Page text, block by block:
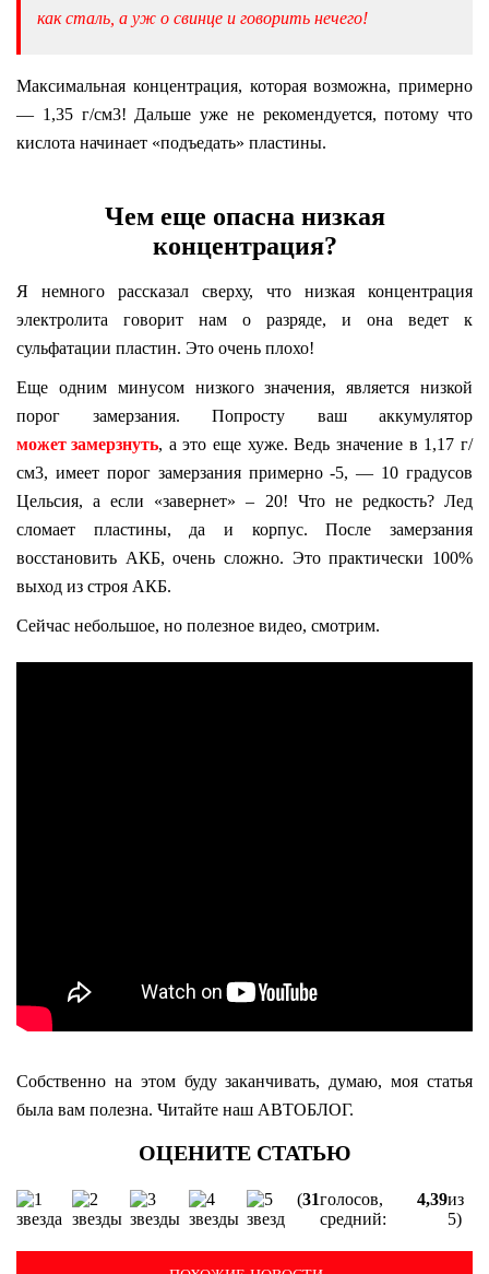
как сталь, а уж о свинце и говорить нечего!
Максимальная концентрация, которая возможна, примерно
— 1,35 г/см3! Дальше уже не рекомендуется, потому что
кислота начинает «подъедать» пластины.
Чем еще опасна низкая
концентрация?
Я немного рассказал сверху, что низкая концентрация
электролита говорит нам о разряде, и она ведет к
сульфатации пластин. Это очень плохо!
Еще одним минусом низкого значения, является низкой
порог замерзания. Попросту ваш аккумулятор
может замерзнуть, а это еще хуже. Ведь значение в 1,17 г/
см3, имеет порог замерзания примерно -5, — 10 градусов
Цельсия, а если «завернет» – 20! Что не редкость? Лед
сломает пластины, да и корпус. После замерзания
восстановить АКБ, очень сложно. Это практически 100%
выход из строя АКБ.
Сейчас небольшое, но полезное видео, смотрим.
Собственно на этом буду заканчивать, думаю, моя статья
была вам полезна. Читайте наш АВТОБЛОГ.
(31голосов,
средний:
4,39из
5)